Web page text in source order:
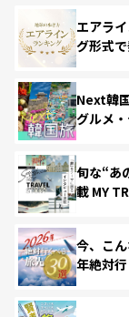
エアラ
グ形式
Next韓
グルメ
旬な“あ
載 MY
今、こ
年絶対